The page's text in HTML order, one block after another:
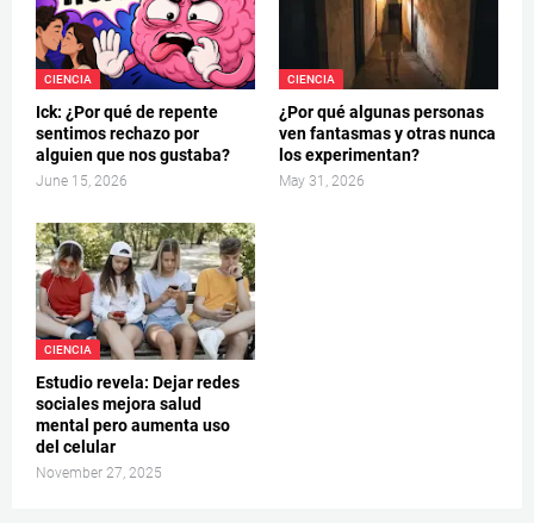
CIENCIA
Ick: ¿Por qué de repente
sentimos rechazo por
alguien que nos gustaba?
June 15, 2026
CIENCIA
¿Por qué algunas personas
ven fantasmas y otras nunca
los experimentan?
May 31, 2026
CIENCIA
Estudio revela: Dejar redes
sociales mejora salud
mental pero aumenta uso
del celular
November 27, 2025